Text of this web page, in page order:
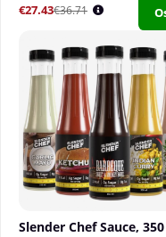
€27.43€36.71
Slender Chef Sauce,